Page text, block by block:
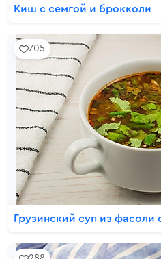
Киш с семгой и брокколи
705
Грузинский суп из